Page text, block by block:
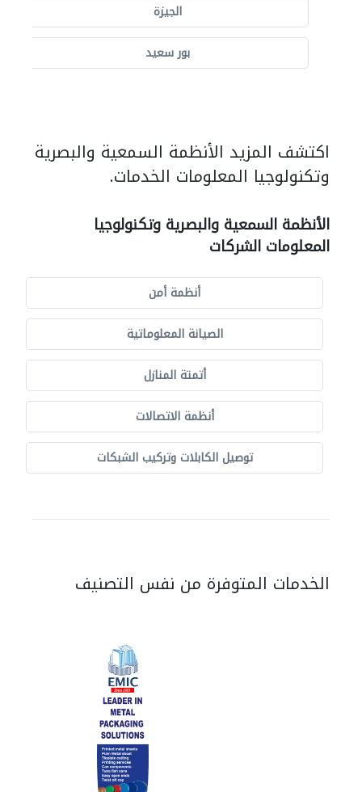
الجيزة
بور سعيد
اكتشف المزيد الأنظمة السمعية والبصرية
وتكنولوجيا المعلومات الخدمات.
الأنظمة السمعية والبصرية وتكنولوجيا
المعلومات الشركات
أنظمة أمن
الصيانة المعلوماتية
أتمتة المنازل
أنظمة الاتصالات
توصيل الكابلات وتركيب الشبكات
الخدمات المتوفرة من نفس التصنيف